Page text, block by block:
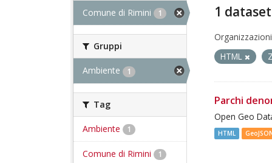
Comune di Rimini 1
Gruppi
Ambiente 1
Tag
Ambiente 1
Comune di Rimini 1
1
HTML
Parchi
Open Geo
HTML